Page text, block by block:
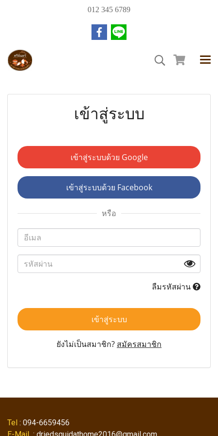
012 345 6789
เข้าสู่ระบบ
เข้าสู่ระบบด้วย Google
เข้าสู่ระบบด้วย Facebook
หรือ
ลืมรหัสผ่าน
เข้าสู่ระบบ
ยังไม่เป็นสมาชิก? สมัครสมาชิก
Tel : 094-6659456